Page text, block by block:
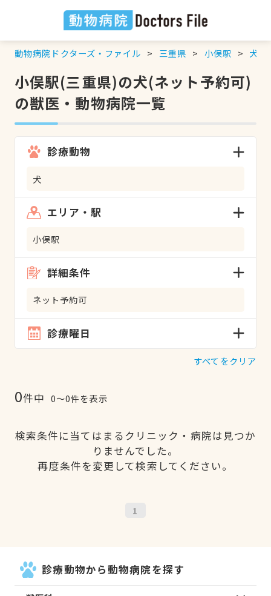
動物病院ドクターズ・ファイル 三重県 小俣駅 犬
小俣駅(三重県)の犬(ネット予約可)
の獣医・動物病院一覧
診療動物
犬
エリア・駅
小俣駅
詳細条件
ネット予約可
診療曜日
すべてをクリア
0件中 0〜0件を表示
検索条件に当てはまるクリニック・病院は見つか
りませんでした。
再度条件を変更して検索してください。
1
診療動物から動物病院を探す